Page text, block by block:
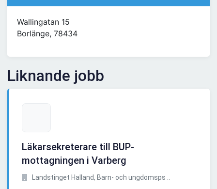
Wallingatan 15
Borlänge, 78434
Liknande jobb
Läkarsekreterare till BUP-
mottagningen i Varberg
Landstinget Halland, Barn- och ungdomsps ..